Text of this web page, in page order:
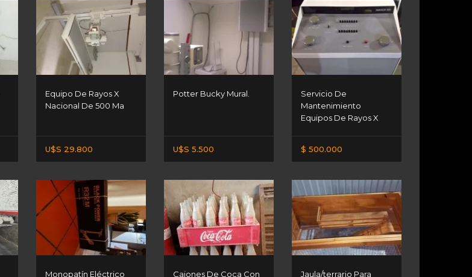
Equipo De Rayos X
Nacional De 500 Ma
U$S 29.800
Potter Bucky Mural.
U$S 5.500
Servicio De
Mantenimiento
Equipos De Rayos X
$ 500.000
Monopatín Eléctrico Cajones De Coca Con Jaula/terrario Para